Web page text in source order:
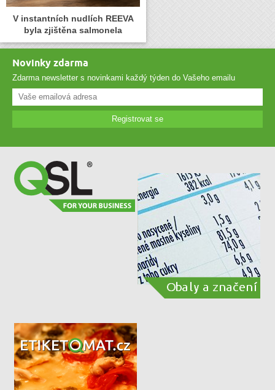
V instantních nudlích REEVA
byla zjištěna salmonela
Novinky zdarma
Zdarma newsletter s novinkami každý týden do Vašeho emailu
Registrovat se